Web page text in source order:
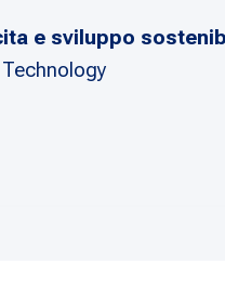
e sviluppo